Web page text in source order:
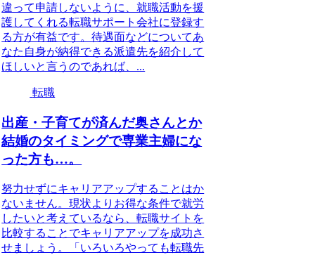
違って申請しないように、就職活動を援
護してくれる転職サポート会社に登録す
る方が有益です。待遇面などについてあ
なた自身が納得できる派遣先を紹介して
ほしいと言うのであれば、...
転職
出産・子育てが済んだ奥さんとか
結婚のタイミングで専業主婦にな
った方も…。
努力せずにキャリアアップすることはか
ないません。現状よりお得な条件で就労
したいと考えているなら、転職サイトを
比較することでキャリアアップを成功さ
せましょう。「いろいろやっても転職先